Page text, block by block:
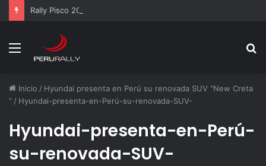
Rally Pisco 2026: todo listo para la gran final del RallyACP
Menú
Inicio / Hyundai presenta en Perú su renovada SUV “New Creta
“ / Hyundai-presenta-en-Perú-su-renovada-SUV-
Hyundai-presenta-en-Perú-
su-renovada-SUV-